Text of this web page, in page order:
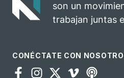
son un
trabajan juntas
CONÉCTATE CON